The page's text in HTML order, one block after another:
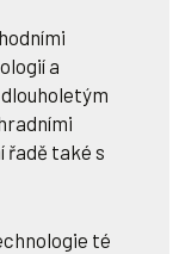
a
dlouholetým
řadě také s
té